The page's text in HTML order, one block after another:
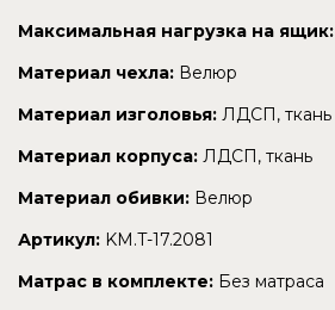
Максимальная нагрузка на ящик:
Материал чехла: Велюр
Материал изголовья: ЛДСП, ткань
Материал корпуса: ЛДСП, ткань
Материал обивки: Велюр
Артикул: KM.T-17.2081
Матрас в комплекте: Без матраса